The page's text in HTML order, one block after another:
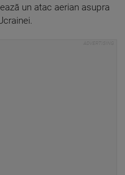
un atac aerian asupra